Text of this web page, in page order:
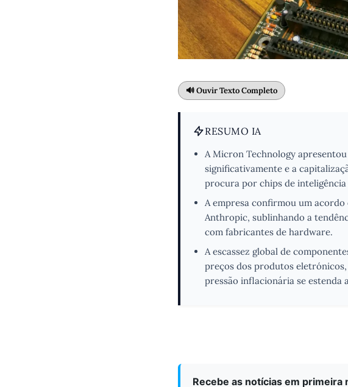
🔊 Ouvir Texto Completo
RESUMO IA
A Micron Technology
significativamente e a
procura por chips de
A empresa confirmou um
Anthropic, sublinhando a
com fabricantes de hardware.
A escassez global de
preços dos produtos
pressão inflacionária se estenda
Recebe as notícias em primeira